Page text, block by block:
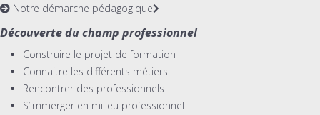
Notre démarche pédagogique
Découverte du champ professionnel
Construire le projet de formation
Connaitre les différents métiers
Rencontrer des professionnels
S’immerger en milieu professionnel